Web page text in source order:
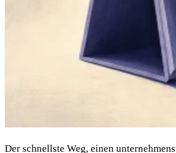
Der schnellste Weg, einen